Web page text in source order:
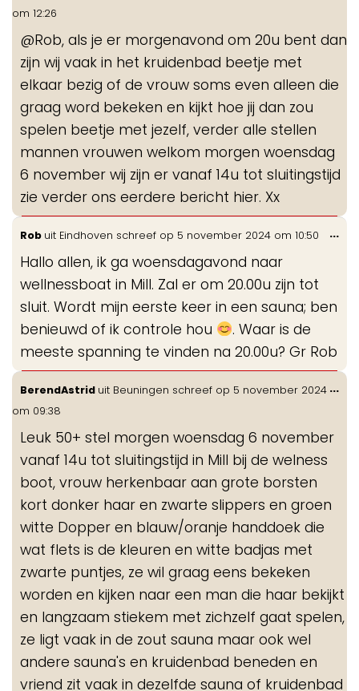
om 12:26
@Rob, als je er morgenavond om 20u bent dan
zijn wij vaak in het kruidenbad beetje met
elkaar bezig of de vrouw soms even alleen die
graag word bekeken en kijkt hoe jij dan zou
spelen beetje met jezelf, verder alle stellen
mannen vrouwen welkom morgen woensdag
6 november wij zijn er vanaf 14u tot sluitingstijd
zie verder ons eerdere bericht hier. Xx
Rob uit Eindhoven schreef op 5 november 2024 om 10:50
Hallo allen, ik ga woensdagavond naar
wellnessboat in Mill. Zal er om 20.00u zijn tot
sluit. Wordt mijn eerste keer in een sauna; ben
benieuwd of ik controle hou
. Waar is de
meeste spanning te vinden na 20.00u? Gr Rob
...
BerendAstrid uit Beuningen schreef op 5 november 2024
om 09:38
Leuk 50+ stel morgen woensdag 6 november
vanaf 14u tot sluitingstijd in Mill bij de welness
boot, vrouw herkenbaar aan grote borsten
kort donker haar en zwarte slippers en groen
witte Dopper en blauw/oranje handdoek die
wat flets is de kleuren en witte badjas met
zwarte puntjes, ze wil graag eens bekeken
worden en kijken naar een man die haar bekijkt
en langzaam stiekem met zichzelf gaat spelen,
ze ligt vaak in de zout sauna maar ook wel
andere sauna's en kruidenbad beneden en
vriend zit vaak in dezelfde sauna of kruidenbad
...